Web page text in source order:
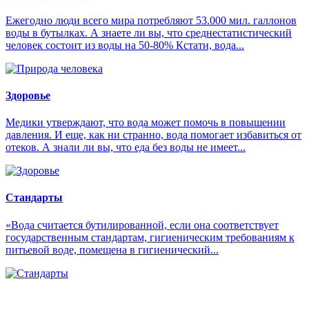
Ежегодно люди всего мира потребляют 53.000 мил. галлонов
воды в бутылках. А знаете ли вы, что среднестатистический
человек состоит из воды на 50-80% Кстати, вода...
Здоровье
Медики утверждают, что вода может помочь в повышении
давления. И еще, как ни странно, вода помогает избавиться от
отеков. А знали ли вы, что еда без воды не имеет...
Стандарты
«Вода считается бутилированной, если она соответствует
государственным стандартам, гигиеническим требованиям к
питьевой воде, помещена в гигиенический...